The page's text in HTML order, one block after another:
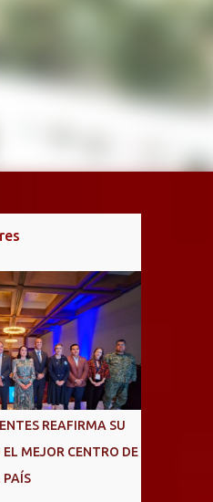
REAFIRMA SU
MEJOR CENTRO DE
PAÍS